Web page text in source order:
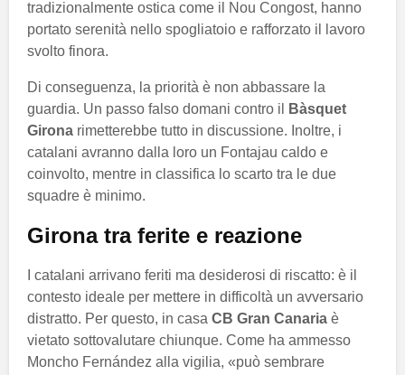
tradizionalmente ostica come il Nou Congost, hanno
portato serenità nello spogliatoio e rafforzato il lavoro
svolto finora.
Di conseguenza, la priorità è non abbassare la
guardia. Un passo falso domani contro il
Bàsquet
Girona rimetterebbe tutto in discussione. Inoltre, i
catalani avranno dalla loro un Fontajau caldo e
coinvolto, mentre in classifica lo scarto tra le due
squadre è minimo.
Girona tra ferite e reazione
I catalani arrivano feriti ma desiderosi di riscatto: è il
contesto ideale per mettere in difficoltà un avversario
distratto. Per questo, in casa CB Gran Canaria è
vietato sottovalutare chiunque. Come ha ammesso
Moncho Fernández alla vigilia, «può sembrare